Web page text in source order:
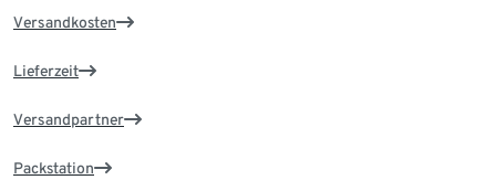
Versandkosten
Lieferzeit
Versandpartner
Packstation